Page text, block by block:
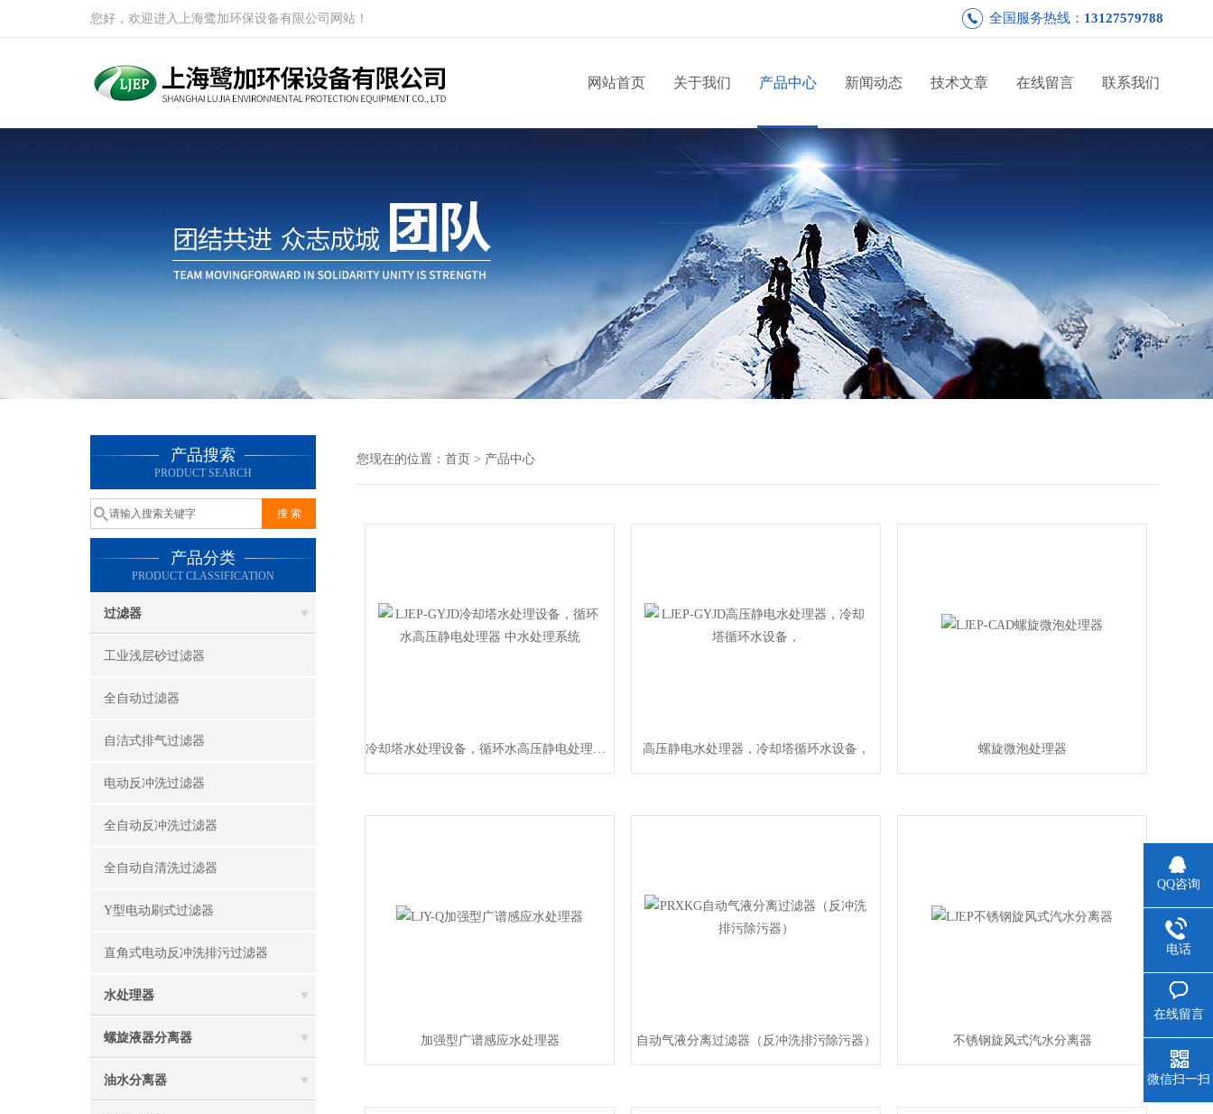
您好，欢迎进入上海鹭加环保设备有限公司网站！ 全国服务热线： 13127579788
网站首页 关于我们 产品中心 新闻动态 技术文章 在线留言 联系我们
产品搜索
PRODUCT SEARCH
产品分类
PRODUCT CLASSIFICATION
过滤器
工业浅层砂过滤器
全自动过滤器
自洁式排气过滤器
电动反冲洗过滤器
全自动反冲洗过滤器
全自动自清洗过滤器
Y型电动刷式过滤器
直角式电动反冲洗排污过滤器
水处理器
螺旋液器分离器
油水分离器
您现在的位置： 首页 > 产品中心
冷却塔水处理设备，循环水高压静电处理器 中水处理系统 高压静电水处理器，冷却塔循环水设备， 螺旋微泡处理器
加强型广谱感应水处理器 自动气液分离过滤器（反冲洗排污除污器） 不锈钢旋风式汽水分离器
QQ咨询
电话
在线留言
微信扫一扫